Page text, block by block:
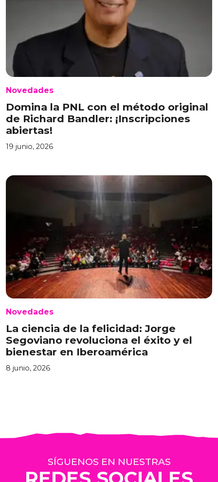
Novedades
Domina la PNL con el método original
de Richard Bandler: ¡Inscripciones
abiertas!
19 junio, 2026
Novedades
La ciencia de la felicidad: Jorge
Segoviano revoluciona el éxito y el
bienestar en Iberoamérica
8 junio, 2026
SÍGUENOS EN NUESTRAS